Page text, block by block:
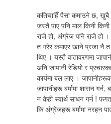
कतिचाहिँ पैसा कमाउने छ, खुबै
जस्तै पाए पनि माल किनी
राजै हो, अंग्रेज पनि राजै हो ।
त गरेर कमाएर खाने प्रजा नै
थिए । यस्तै वातावरणमा
अनि जापानी रेडियो र
कार्यमा बल लाए ।
जापानीहरू बर्मामा शासन गर्न,
न केही स्वार्थ साधन गर्न !
कि अंग्रेजहरू बर्मामा नरहन